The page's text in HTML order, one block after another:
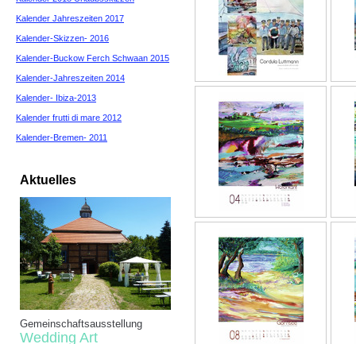
Kalender Jahreszeiten 2017
Kalender-Skizzen- 2016
Kalender-Buckow Ferch Schwaan 2015
Kalender-Jahreszeiten 2014
Kalender- Ibiza-2013
Kalender frutti di mare 2012
Kalender-Bremen- 2011
Aktuelles
Gemeinschaftsausstellung
Wedding Art